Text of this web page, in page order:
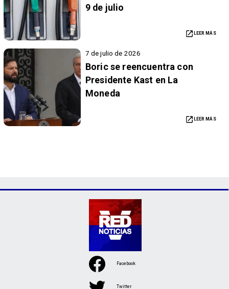
9 de julio
LEER MÁS
7 de julio de 2026
Boric se reencuentra con
Presidente Kast en La
Moneda
LEER MÁS
Facebook
Twitter